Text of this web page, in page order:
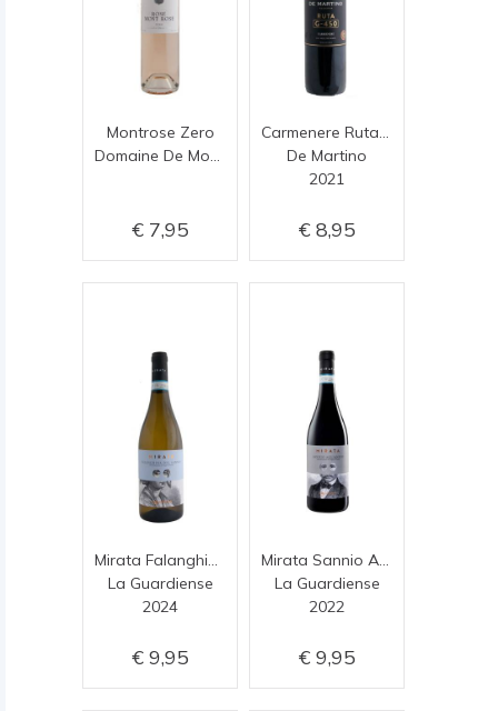
Montrose Zero
7,95
De Martino
2021
8,95
La Guardiense
2024
9,95
La Guardiense
2022
9,95